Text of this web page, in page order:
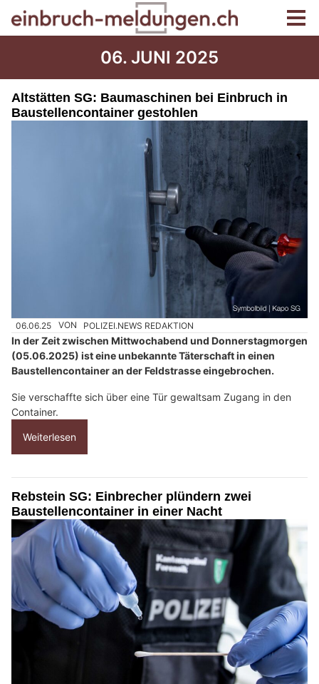
06. JUNI 2025
Altstätten SG: Baumaschinen bei Einbruch in
Baustellencontainer gestohlen
06.06.25 VON POLIZEI.NEWS REDAKTION
In der Zeit zwischen Mittwochabend und Donnerstagmorgen
(05.06.2025) ist eine unbekannte Täterschaft in einen
Baustellencontainer an der Feldstrasse eingebrochen.
Sie verschaffte sich über eine Tür gewaltsam Zugang in den
Container.
Weiterlesen
Rebstein SG: Einbrecher plündern zwei
Baustellencontainer in einer Nacht